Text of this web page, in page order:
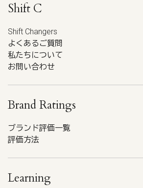
Shift C
Shift Changers
よくあるご質問
私たちについて
お問い合わせ
Brand Ratings
ブランド評価一覧
評価方法
Learning